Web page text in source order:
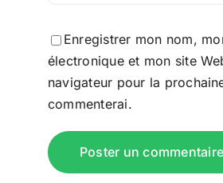
Enregistrer mon nom,
électronique et mon site
navigateur pour la
commenterai.